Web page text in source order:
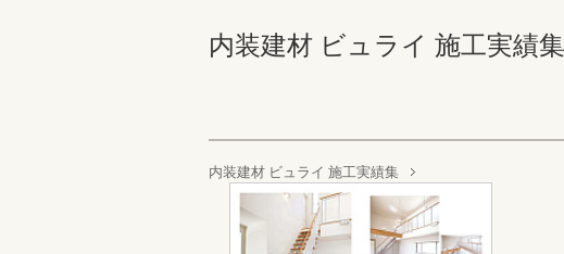
内装建材 ビュライ 施工実績
内装建材 ビュライ 施工実績集